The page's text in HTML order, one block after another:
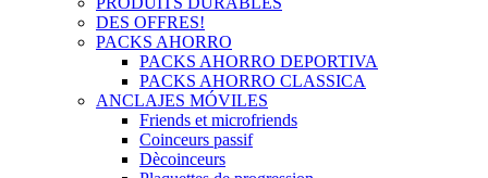
DES OFFRES!
PACKS AHORRO
PACKS AHORRO DEPORTIVA
PACKS AHORRO CLASSICA
ANCLAJES MÓVILES
Friends et microfriends
Coinceurs passif
Dècoinceurs